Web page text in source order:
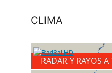
CLIMA
RADAR Y RAYOS A